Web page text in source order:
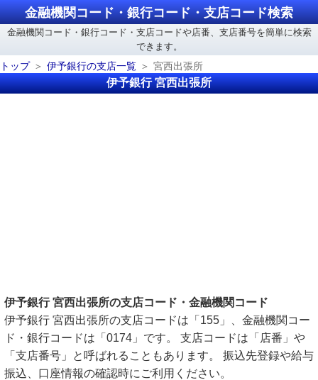
金融機関コード・銀行コード・支店コード検索
金融機関コード・銀行コード・支店コードや店番、支店番号を簡単に検索
できます。
トップ
伊予銀行の支店一覧 宮西出張所
伊予銀行 宮西出張所
伊予銀行 宮西出張所の支店コード・金融機関コード
伊予銀行 宮西出張所の支店コードは「155」、金融機関コー
ド・銀行コードは「0174」です。 支店コードは「店番」や
「支店番号」と呼ばれることもあります。 振込先登録や給与
振込、口座情報の確認時にご利用ください。